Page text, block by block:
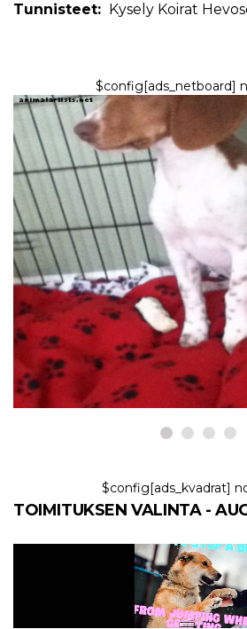
Tunnisteet: Kysely Koirat
$config[ads_netboard]
KOIRAT
Kuinka kouluttaa
pottaan ja koiraan
10,2026
$config[ads_kvadrat]
TOIMITUKSEN VALINTA -